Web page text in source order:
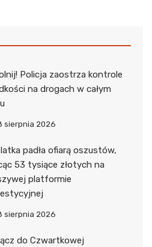
Policja zaostrza kontrole
na drogach w całym
sierpnia 2026
padła ofiarą oszustów,
53 tysiące złotych na
platformie
sierpnia 2026
do Czwartkowej